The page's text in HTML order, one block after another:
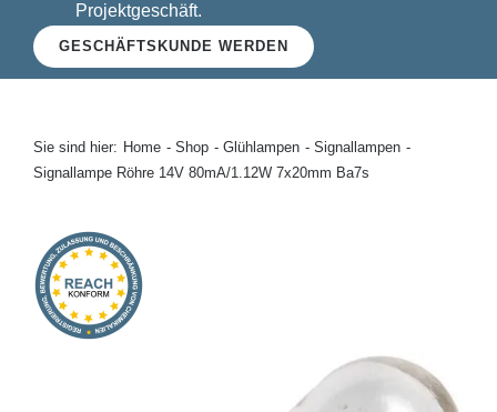
Halogen
Glühlampen
Kontakt
Projektgeschäft.
GESCHÄFTSKUNDE WERDEN
Sie sind hier: Home Shop Glühlampen
Signallampen
Signallampe Röhre 14V 80mA/1.12W 7x20mm Ba7s